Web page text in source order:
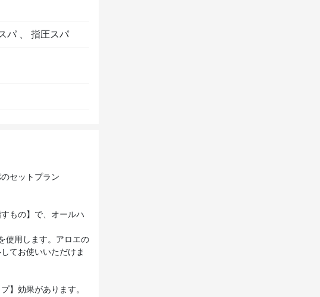
パ 指圧スパ
セットプラン
もの】で、オールハ
使用します。アロエの
てお使いいただけま
】効果があります。